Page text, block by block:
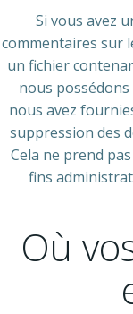
Si vous avez
commentaires sur
un fichier
nous
nous avez
suppression des
Cela ne prend
fins
Où